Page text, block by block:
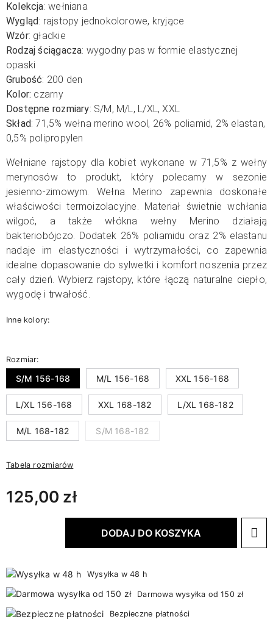
Kolekcja: wełniana
Wygląd: rajstopy jednokolorowe, kryjące
Wzór: gładkie
Rodzaj ściągacza: wygodny pas w formie elastycznej
opaski
Grubość: 200 den
Kolor: czarny
Dostępne rozmiary: S/M, M/L, L/XL, XXL
Skład: 71,5% wełna merino wool, 26% poliamid, 2% elastan,
0,5% polipropylen
Wełniane rajstopy dla kobiet wykonane w 71,5% z wełny
merynosów to produkt, który polecamy w sezonie
jesienno-zimowym. Wełna Merino zapewnia doskonałe
właściwości termoizolacyjne. Materiał świetnie wchłania
wilgoć, a także włókna wełny Merino działają
bakteriobójczo. Dodatek 26% poliamidu oraz 2% elastanu
nadaje im elastyczności i wytrzymałości, co zapewnia
idealne dopasowanie do sylwetki i komfort noszenia przez
cały dzień. Wybierz rajstopy, które łączą naturalne ciepło,
wygodę i trwałość.
Inne kolory:
Rozmiar:
S/M 156-168 M/L 156-168 XXL 156-168
L/XL 156-168 XXL 168-182 L/XL 168-182
M/L 168-182 S/M 168-182
Tabela rozmiarów
125,00 zł
DODAJ DO KOSZYKA
Wysyłka w 48 h
Darmowa wysyłka od 150 zł
Bezpieczne płatności